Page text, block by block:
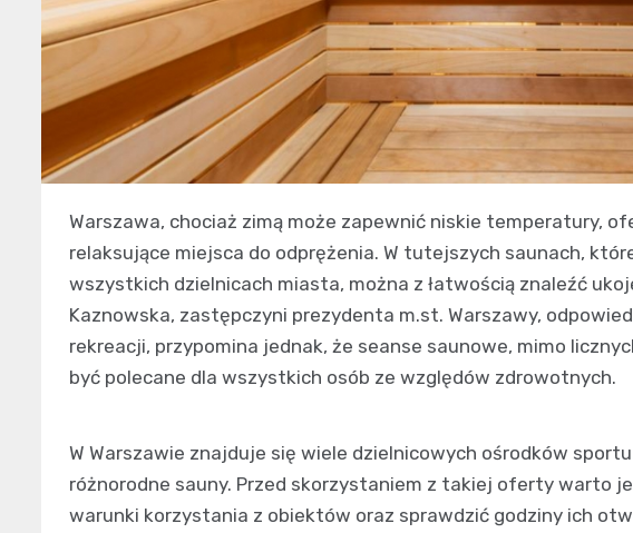
Warszawa, chociaż zimą może zapewnić niskie temperatury,
relaksujące miejsca do odprężenia. W tutejszych saunach,
wszystkich dzielnicach miasta, można z łatwością znaleźć
Kaznowska, zastępczyni prezydenta m.st. Warszawy,
rekreacji, przypomina jednak, że seanse saunowe, mimo
być polecane dla wszystkich osób ze względów zdrowotnych.
W Warszawie znajduje się wiele dzielnicowych ośrodków
różnorodne sauny. Przed skorzystaniem z takiej oferty warto
warunki korzystania z obiektów oraz sprawdzić godziny ich